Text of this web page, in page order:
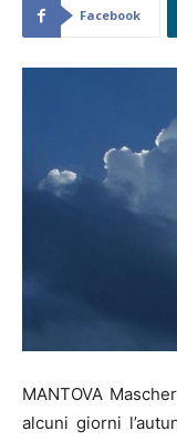
Facebook
MANTOVA
alcuni giorni